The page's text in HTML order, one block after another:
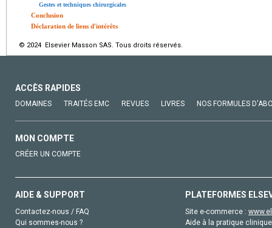
Gestes et techniques chirurgicales
Conclusion
Déclaration de liens d'intérêts
© 2024 Elsevier Masson SAS. Tous droits réservés.
ACCÈS RAPIDES
DOMAINES TRAITÉS EMC REVUES LIVRES NOS FORMULES
MON COMPTE
CRÉER UN COMPTE
AIDE & SUPPORT
Contactez-nous / FAQ
Qui sommes-nous ?
PLATEFORMES
Site e-commerce :
Aide à la pratique